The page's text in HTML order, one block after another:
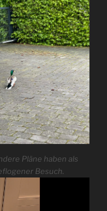
Pläne haben als
Besuch.